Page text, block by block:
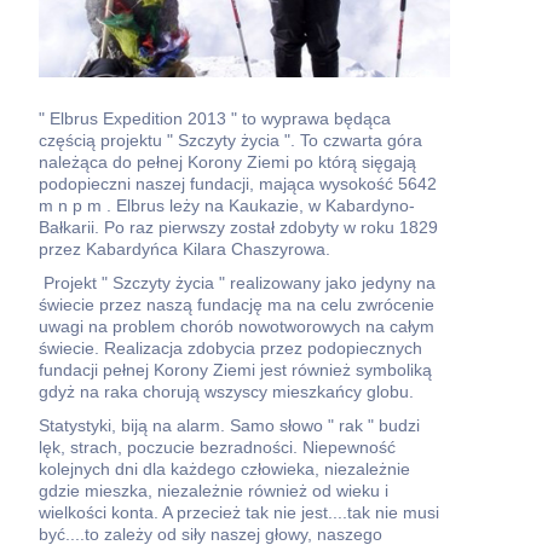
" Elbrus Expedition 2013 " to wyprawa będąca
częścią projektu " Szczyty życia ". To czwarta góra
należąca do pełnej Korony Ziemi po którą sięgają
podopieczni naszej fundacji, mająca wysokość 5642
m n p m . Elbrus leży na Kaukazie, w Kabardyno-
Bałkarii. Po raz pierwszy został zdobyty w roku 1829
przez Kabardyńca Kilara Chaszyrowa.
Projekt " Szczyty życia " realizowany jako jedyny na
świecie przez naszą fundację ma na celu zwrócenie
uwagi na problem chorób nowotworowych na całym
świecie. Realizacja zdobycia przez podopiecznych
fundacji pełnej Korony Ziemi jest również symboliką
gdyż na raka chorują wszyscy mieszkańcy globu.
Statystyki, biją na alarm. Samo słowo " rak " budzi
lęk, strach, poczucie bezradności. Niepewność
kolejnych dni dla każdego człowieka, niezależnie
gdzie mieszka, niezależnie również od wieku i
wielkości konta. A przecież tak nie jest....tak nie musi
być....to zależy od siły naszej głowy, naszego